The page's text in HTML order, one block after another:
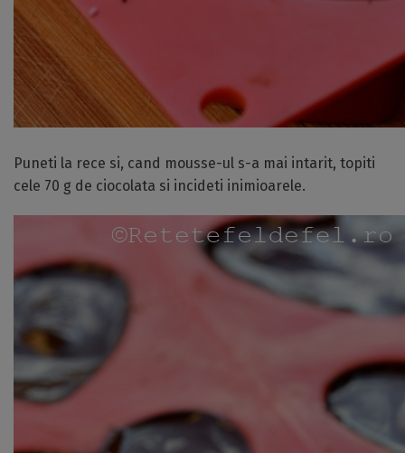
Puneti la rece si, cand mousse-ul s-a mai intarit, topiti
cele 70 g de ciocolata si incideti inimioarele.